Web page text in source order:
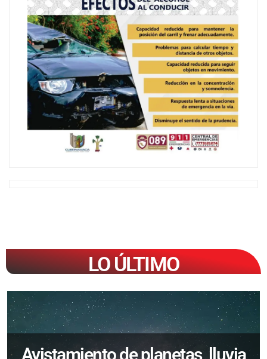
LO ÚLTIMO
Avistamiento de planetas, lluvia